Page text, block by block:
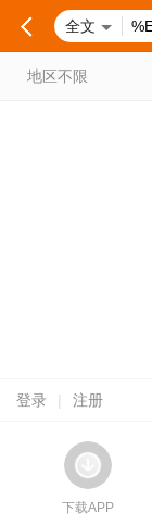
全文
地区不限
登录 | 注册
下载APP